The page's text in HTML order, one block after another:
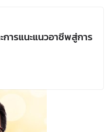
ารแนะแนวอาชีพสู่การ